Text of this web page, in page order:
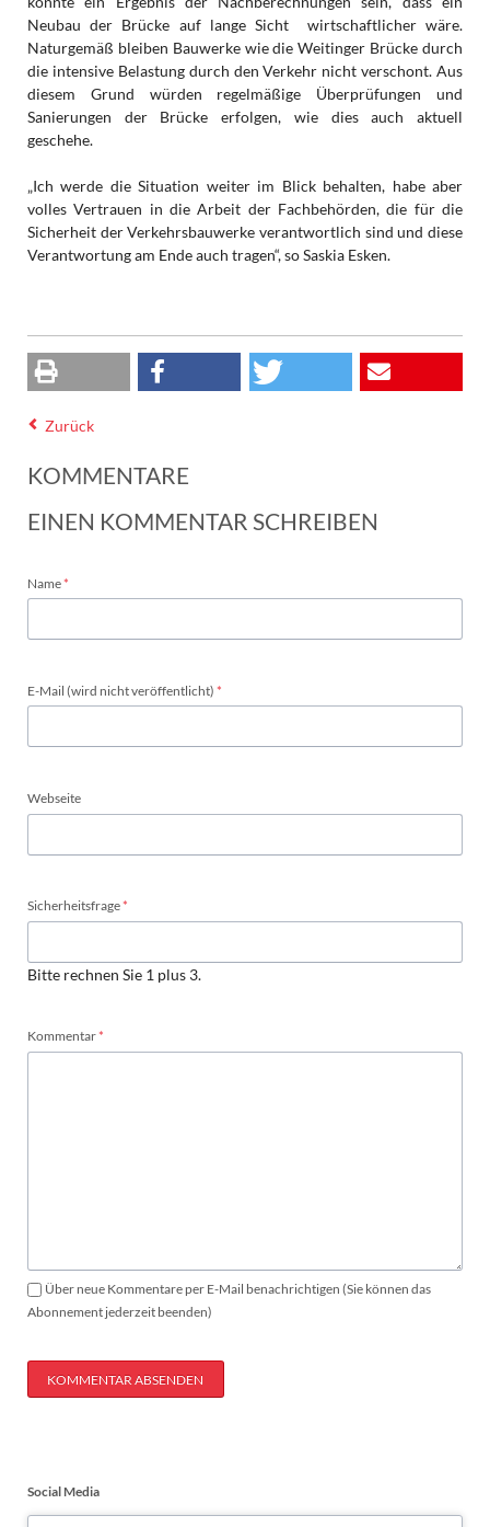
Neubau der Brücke auf lange Sicht wirtschaftlicher wäre.
Naturgemäß bleiben Bauwerke wie die Weitinger Brücke durch
die intensive Belastung durch den Verkehr nicht verschont. Aus
diesem Grund würden regelmäßige Überprüfungen und
Sanierungen der Brücke erfolgen, wie dies auch aktuell
geschehe.
„Ich werde die Situation weiter im Blick behalten, habe aber
volles Vertrauen in die Arbeit der Fachbehörden, die für die
Sicherheit der Verkehrsbauwerke verantwortlich sind und diese
Verantwortung am Ende auch tragen“, so Saskia Esken.
Zurück
KOMMENTARE
EINEN KOMMENTAR SCHREIBEN
Pflichtfeld
Name*
Pflichtfeld
E-Mail (wird nicht veröffentlicht) *
Webseite
Pflichtfeld
Sicherheitsfrage*
Bitte rechnen Sie 1 plus 3.
Pflichtfeld
Kommentar*
Über neue Kommentare per E-Mail benachrichtigen (Sie können das
Abonnement jederzeit beenden)
KOMMENTAR ABSENDEN
Social Media